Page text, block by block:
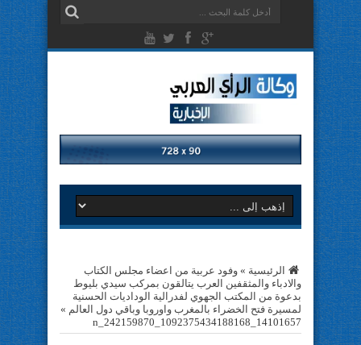
الرئيسية » وفود عربية من اعضاء مجلس الكتاب
والادباء والمثقفين العرب يتالقون بمركب سيدي بليوط
بدعوة من المكتب الجهوي لفدرالية الوداديات الحسنية
لمسيرة فتح الخضراء بالمغرب واوروبا وباقي دول العالم »
14101657_1092375434188168_242159870_n